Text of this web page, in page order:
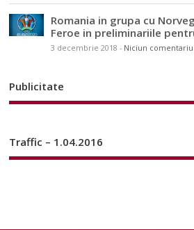
Romania in grupa cu
Feroe in preliminariile
3 decembrie 2018 - Niciun comentariu
Publicitate
Traffic – 1.04.2016